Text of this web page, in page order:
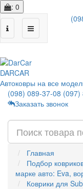
: 0
DARCAR
Автоковры на все
(098) 089-37-08 (097)
Заказать звонок
Главная
Подбор
марке авто: Eva,
Коврики для